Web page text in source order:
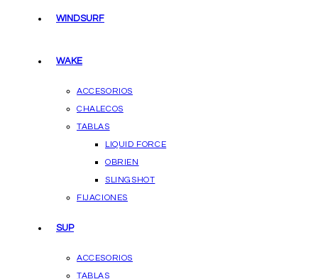
WINDSURF
WAKE
ACCESORIOS
CHALECOS
TABLAS
LIQUID FORCE
OBRIEN
SLINGSHOT
FIJACIONES
SUP
ACCESORIOS
TABLAS